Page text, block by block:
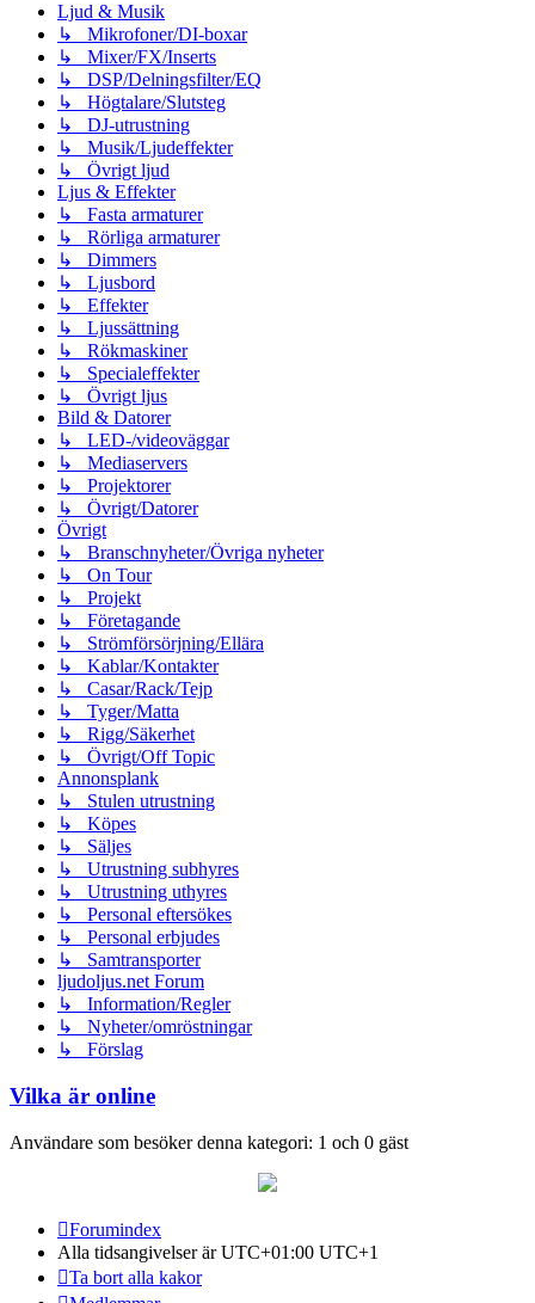
Ljud & Musik
↳ Mikrofoner/DI-boxar
↳ Mixer/FX/Inserts
↳ DSP/Delningsfilter/EQ
↳ Högtalare/Slutsteg
↳ DJ-utrustning
↳ Musik/Ljudeffekter
↳ Övrigt ljud
Ljus & Effekter
↳ Fasta armaturer
↳ Rörliga armaturer
↳ Dimmers
↳ Ljusbord
↳ Effekter
↳ Ljussättning
↳ Rökmaskiner
↳ Specialeffekter
↳ Övrigt ljus
Bild & Datorer
↳ LED-/videoväggar
↳ Mediaservers
↳ Projektorer
↳ Övrigt/Datorer
Övrigt
↳ Branschnyheter/Övriga nyheter
↳ On Tour
↳ Projekt
↳ Företagande
↳ Strömförsörjning/Ellära
↳ Kablar/Kontakter
↳ Casar/Rack/Tejp
↳ Tyger/Matta
↳ Rigg/Säkerhet
↳ Övrigt/Off Topic
Annonsplank
↳ Stulen utrustning
↳ Köpes
↳ Säljes
↳ Utrustning subhyres
↳ Utrustning uthyres
↳ Personal eftersökes
↳ Personal erbjudes
↳ Samtransporter
ljudoljus.net Forum
↳ Information/Regler
↳ Nyheter/omröstningar
↳ Förslag
Vilka är online
Användare som besöker denna kategori: 1 och 0 gäst
Forumindex
Alla tidsangivelser är UTC+01:00 UTC+1
Ta bort alla kakor